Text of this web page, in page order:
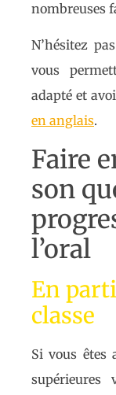
nombreuses
N’hésitez
vous
adapté et
en anglais.
Faire
son
l’oral
En
classe
Si vous êtes
supérieures